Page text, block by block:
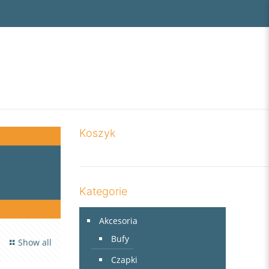
Show all
Koszyk
Kategorie
Akcesoria
Bufy
Czapki